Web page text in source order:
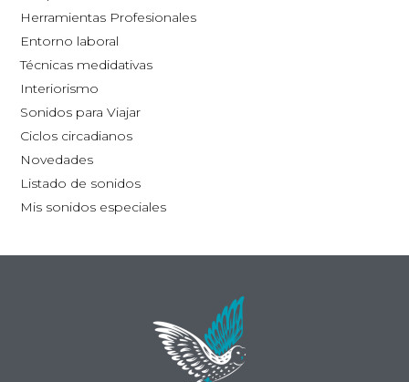
página
Herramientas Profesionales
Entorno laboral
Técnicas medidativas
Interiorismo
Sonidos para Viajar
Ciclos circadianos
Novedades
Listado de sonidos
Mis sonidos especiales